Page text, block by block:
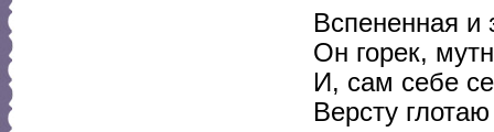
Вспененная и
Он горек,
И, сам себе
Версту